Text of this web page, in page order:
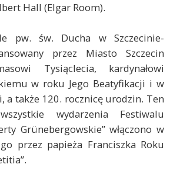
Hall (Elgar Room).
pw. św. Ducha w Szczecinie-
przez Miasto Szczecin
Tysiąclecia, kardynałowi
w roku Jego Beatyfikacji i w
a także 120. rocznicę urodzin. Ten
wydarzenia Festiwalu
Grünebergowskie” włączono w
przez papieża Franciszka Roku